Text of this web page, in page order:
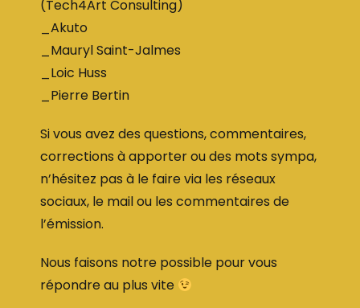
(Tech4Art Consulting)
_Akuto
_Mauryl Saint-Jalmes
_Loic Huss
_Pierre Bertin
Si vous avez des questions, commentaires,
corrections à apporter ou des mots sympa,
n’hésitez pas à le faire via les réseaux
sociaux, le mail ou les commentaires de
l’émission.
Nous faisons notre possible pour vous
répondre au plus vite